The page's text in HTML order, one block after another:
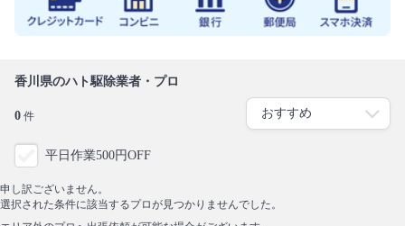
香川県のハト駆除業者・プロ
0 件
平日作業500円OFF
申し訳ございません。
選択された条件に該当するプロが見つかりませんでした。